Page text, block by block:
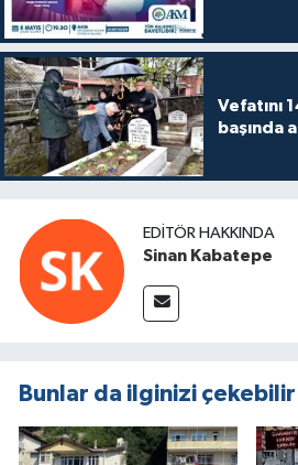
Vefatını
başında
EDITÖR HAKKINDA
Sinan Kabatepe
Bunlar da ilginizi çekebilir